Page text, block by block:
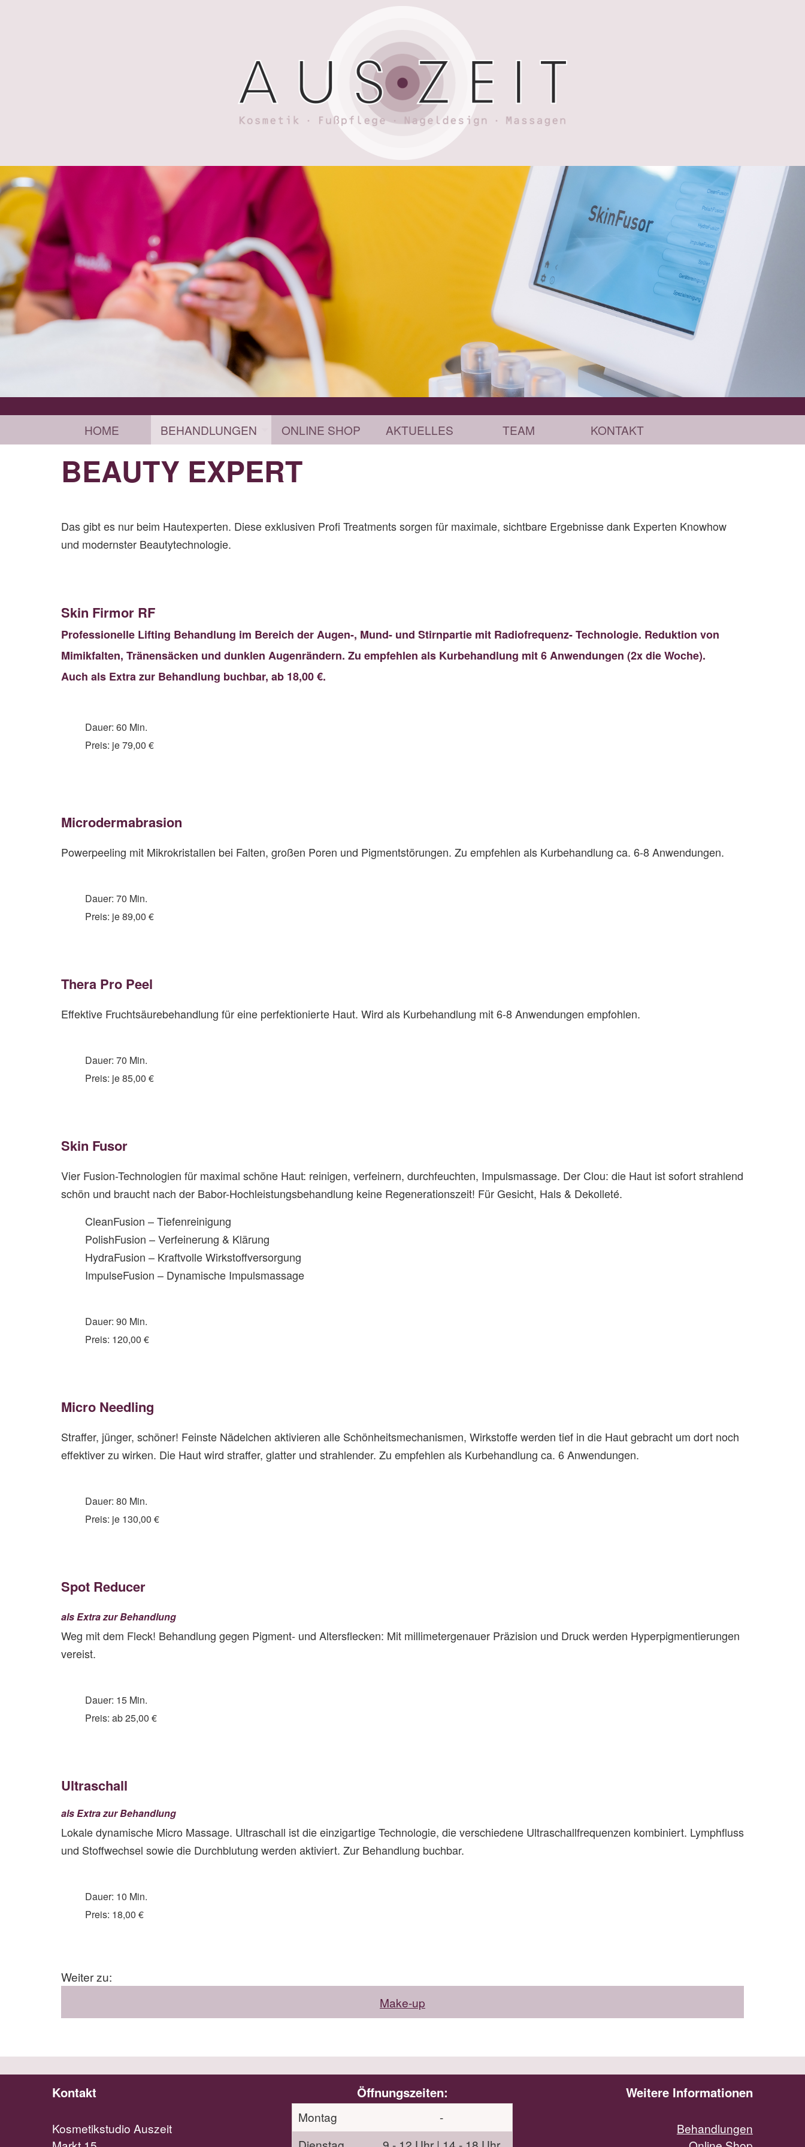
HOME BEHANDLUNGEN ONLINE SHOP AKTUELLES TEAM KONTAKT
BEAUTY EXPERT
Das gibt es nur beim Hautexperten. Diese exklusiven Profi Treatments sorgen für maximale, sichtbare Ergebnisse dank Experten Knowhow
und modernster Beautytechnologie.
Skin Firmor RF
Professionelle Lifting Behandlung im Bereich der Augen-, Mund- und Stirnpartie mit Radiofrequenz- Technologie. Reduktion von
Mimikfalten, Tränensäcken und dunklen Augenrändern. Zu empfehlen als Kurbehandlung mit 6 Anwendungen (2x die Woche).
Auch als Extra zur Behandlung buchbar, ab 18,00 €.
Dauer: 60 Min.
Preis: je 79,00 €
Microdermabrasion
Powerpeeling mit Mikrokristallen bei Falten, großen Poren und Pigmentstörungen. Zu empfehlen als Kurbehandlung ca. 6-8 Anwendungen.
Dauer: 70 Min.
Preis: je 89,00 €
Thera Pro Peel
Effektive Fruchtsäurebehandlung für eine perfektionierte Haut. Wird als Kurbehandlung mit 6-8 Anwendungen empfohlen.
Dauer: 70 Min.
Preis: je 85,00 €
Skin Fusor
Vier Fusion-Technologien für maximal schöne Haut: reinigen, verfeinern, durchfeuchten, Impulsmassage. Der Clou: die Haut ist sofort strahlend
schön und braucht nach der Babor-Hochleistungsbehandlung keine Regenerationszeit! Für Gesicht, Hals & Dekolleté.
CleanFusion – Tiefenreinigung
PolishFusion – Verfeinerung & Klärung
HydraFusion – Kraftvolle Wirkstoffversorgung
ImpulseFusion – Dynamische Impulsmassage
Dauer: 90 Min.
Preis: 120,00 €
Micro Needling
Straffer, jünger, schöner! Feinste Nädelchen aktivieren alle Schönheitsmechanismen, Wirkstoffe werden tief in die Haut gebracht um dort noch
effektiver zu wirken. Die Haut wird straffer, glatter und strahlender. Zu empfehlen als Kurbehandlung ca. 6 Anwendungen.
Dauer: 80 Min.
Preis: je 130,00 €
Spot Reducer
als Extra zur Behandlung
Weg mit dem Fleck! Behandlung gegen Pigment- und Altersflecken: Mit millimetergenauer Präzision und Druck werden Hyperpigmentierungen
vereist.
Dauer: 15 Min.
Preis: ab 25,00 €
Ultraschall
als Extra zur Behandlung
Lokale dynamische Micro Massage. Ultraschall ist die einzigartige Technologie, die verschiedene Ultraschallfrequenzen kombiniert. Lymphfluss
und Stoffwechsel sowie die Durchblutung werden aktiviert. Zur Behandlung buchbar.
Dauer: 10 Min.
Preis: 18,00 €
Weiter zu:
Make-up
Kontakt
Kosmetikstudio Auszeit
Öffnungszeiten:
Montag
-
Weitere Informationen
Behandlungen